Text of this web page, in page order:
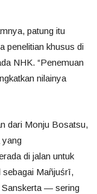
patung itu
penelitian khusus di
NHK. “Penemuan
nilainya
dari Monju Bosatsu,
yang
di jalan untuk
Mañjuśrī,
Sanskerta — sering